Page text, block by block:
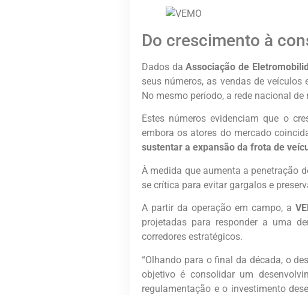
Do crescimento à
Dados daAssociação de
seus números, as vendas de
No mesmo período, a rede nacional de
Estes números evidenciam que o
embora os atores do mercado
sustentar a expansão da frota de
À medida que aumenta a penetração
se crítica para evitar gargalos e
A partir da operação em campo, a
projetadas para responder a uma
corredores estratégicos.
“Olhando para o final da década, o
objetivo é consolidar um
regulamentação e o investimento